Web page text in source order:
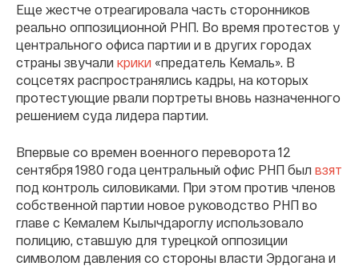
Еще жестче отреагировала часть сторонников
реально оппозиционной РНП. Во время протестов у
центрального офиса партии и в других городах
страны звучали крики «предатель Кемаль». В
соцсетях распространялись кадры, на которых
протестующие рвали портреты вновь назначенного
решением суда лидера партии.
Впервые со времен военного переворота 12
сентября 1980 года центральный офис РНП был взят
под контроль силовиками. При этом против членов
собственной партии новое руководство РНП во
главе с Кемалем Кылычдароглу использовало
полицию, ставшую для турецкой оппозиции
символом давления со стороны власти Эрдогана и